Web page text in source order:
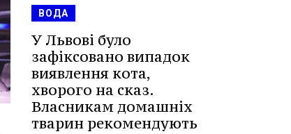
ВОДА
У Львові було
зафіксовано випадок
виявлення кота,
хворого на сказ.
Власникам домашніх
тварин рекомендують